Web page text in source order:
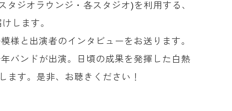
ジオラウンジ・各スタジオ)を利用する、
します。
と出演者のインタビューをお送ります。
バンドが出演。日頃の成果を発揮した白熱
す。是非、お聴きください！